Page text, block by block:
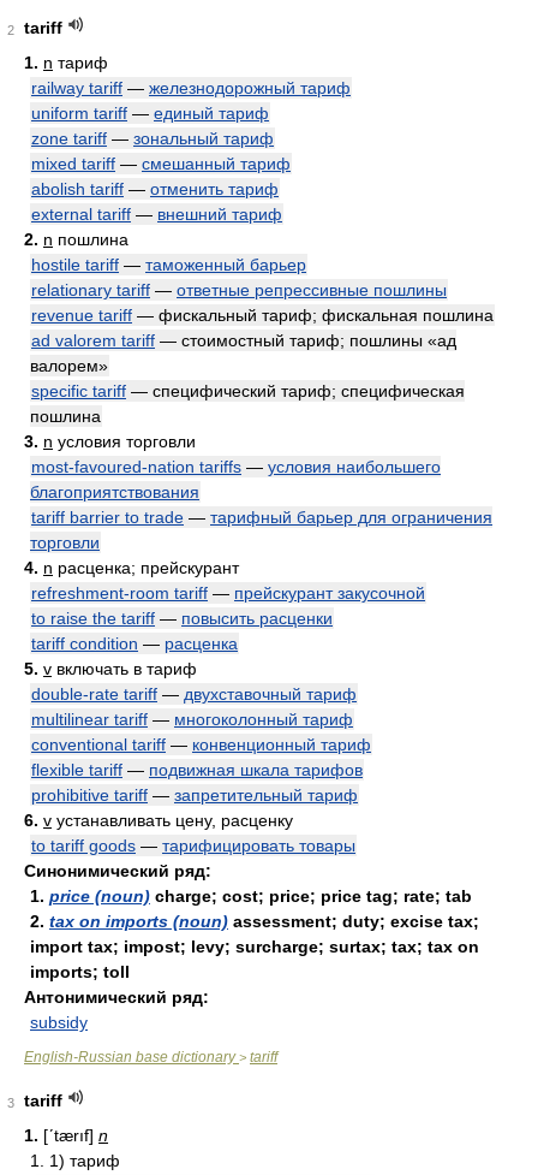
2
tariff
1. n тариф
railway tariff — железнодорожный тариф
uniform tariff — единый тариф
zone tariff — зональный тариф
mixed tariff — смешанный тариф
abolish tariff — отменить тариф
external tariff — внешний тариф
2. n пошлина
hostile tariff — таможенный барьер
relationary tariff — ответные репрессивные пошлины
revenue tariff — фискальный тариф; фискальная пошлина
ad valorem tariff — стоимостный тариф; пошлины «ад
валорем»
specific tariff — специфический тариф; специфическая
пошлина
3. n условия торговли
most-favoured-nation tariffs — условия наибольшего
благоприятствования
tariff barrier to trade — тарифный барьер для ограничения
торговли
4. n расценка; прейскурант
refreshment-room tariff — прейскурант закусочной
to raise the tariff — повысить расценки
tariff condition — расценка
5. v включать в тариф
double-rate tariff — двухставочный тариф
multilinear tariff — многоколонный тариф
conventional tariff — конвенционный тариф
flexible tariff — подвижная шкала тарифов
prohibitive tariff — запретительный тариф
6. v устанавливать цену, расценку
to tariff goods — тарифицировать товары
Синонимический ряд:
1. price (noun) charge; cost; price; price tag; rate; tab
2. tax on imports (noun) assessment; duty; excise tax;
import tax; impost; levy; surcharge; surtax; tax; tax on
imports; toll
Антонимический ряд:
subsidy
English-Russian base dictionary> tariff
3
tariff
1. [ʹtærıf] n
1. 1) тариф